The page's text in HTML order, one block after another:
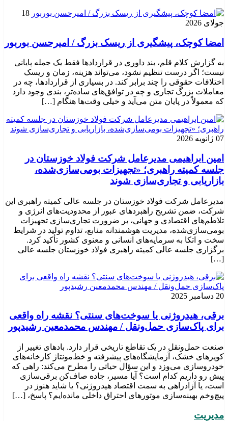
18
جولای 2026
امضا کوچک، پیشگیری از ریسک بزرگ / امیرحسن بوربور
به گزارش کلام قلم، بند داوری در قراردادها فقط یک جمله پایانی
نیست؛ اگر درست تنظیم نشود، می‌تواند هزینه، زمان و ریسک
اختلافات حقوقی را چند برابر کند. در بسیاری از قراردادها، چه در
معاملات بزرگ تجاری و چه در توافق‌های ساده‌تر، بندی وجود دارد
که معمولاً در پایان متن می‌آید و خیلی وقت‌ها هنگام […]
07 ژانویه 2026
امین ابراهیمی مدیرعامل شرکت فولاد خوزستان در
جلسه کمیته راهبری؛ «تجهیزات بومی‌سازی‌شده،
بازاریابی و تجاری‌سازی شوند
مدیرعامل شرکت فولاد خوزستان در جلسه عالی کمیته راهبری این
شرکت، ضمن تشریح راهبردهای عبور از محدودیت‌های انرژی و
تلاطم‌های اقتصادی و جهانی، بر ضرورت تجاری‌سازی تجهیزات
بومی‌سازی‌شده، مدیریت هوشمندانه منابع، تداوم تولید در شرایط
سخت و اتکا به سرمایه‌های انسانی و معنوی کشور تأکید کرد.
برگزاری جلسه عالی کمیته راهبری فولاد خوزستان جلسه عالی
[…]
20 دسامبر 2025
برقی، هیدروژنی یا سوخت‌های سنتی؟ نقشه راه واقعی
برای پاک‌سازی حمل‌ونقل / مهندس محمدمعین رشیدپور
صنعت حمل‌ونقل در یک تقاطع تاریخی قرار دارد. بادهای تغییر از
کویرهای خشک، آزمایشگاه‌های پیشرفته و خط‌مونتاژ کارخانه‌های
خودروسازی می‌وزد و این سؤال حیاتی را مطرح می‌کند: راهی که
پیش رو داریم کدام است؟ آیا مسیر، جاده صاف‌کن برقی‌سازی
است، یا آزادراهی به سمت اقتصاد هیدروژنی؟ یا شاید هنوز در
پیچ‌وخم بهینه‌سازی موتورهای احتراق داخلی مانده‌ایم؟ پاسخ، […]
مدیریت